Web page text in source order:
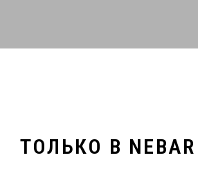
ТОЛЬКО В NEBAR